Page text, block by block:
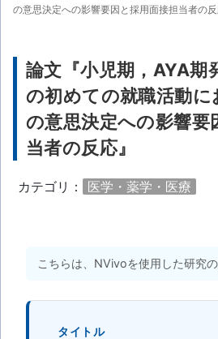
の意思決定への影響要因と採用面接担当者の反
論文『小児期，AYA期
の初めての就職活動
の意思決定への影響要
当者の反応』
カテゴリ： 医学・薬学・医療
こちらは、NVivoを使用した研究の
タイトル